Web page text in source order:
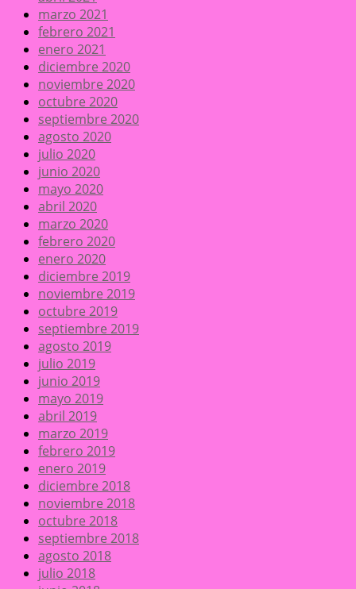
marzo 2021
febrero 2021
enero 2021
diciembre 2020
noviembre 2020
octubre 2020
septiembre 2020
agosto 2020
julio 2020
junio 2020
mayo 2020
abril 2020
marzo 2020
febrero 2020
enero 2020
diciembre 2019
noviembre 2019
octubre 2019
septiembre 2019
agosto 2019
julio 2019
junio 2019
mayo 2019
abril 2019
marzo 2019
febrero 2019
enero 2019
diciembre 2018
noviembre 2018
octubre 2018
septiembre 2018
agosto 2018
julio 2018